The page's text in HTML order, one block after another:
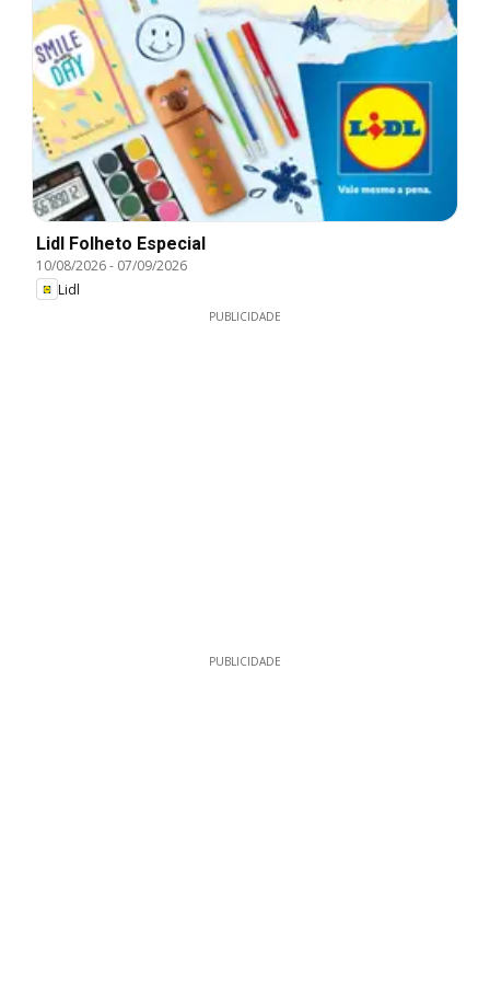
Lidl Folheto Especial
10/08/2026- 07/09/2026
Lidl
PUBLICIDADE
PUBLICIDADE